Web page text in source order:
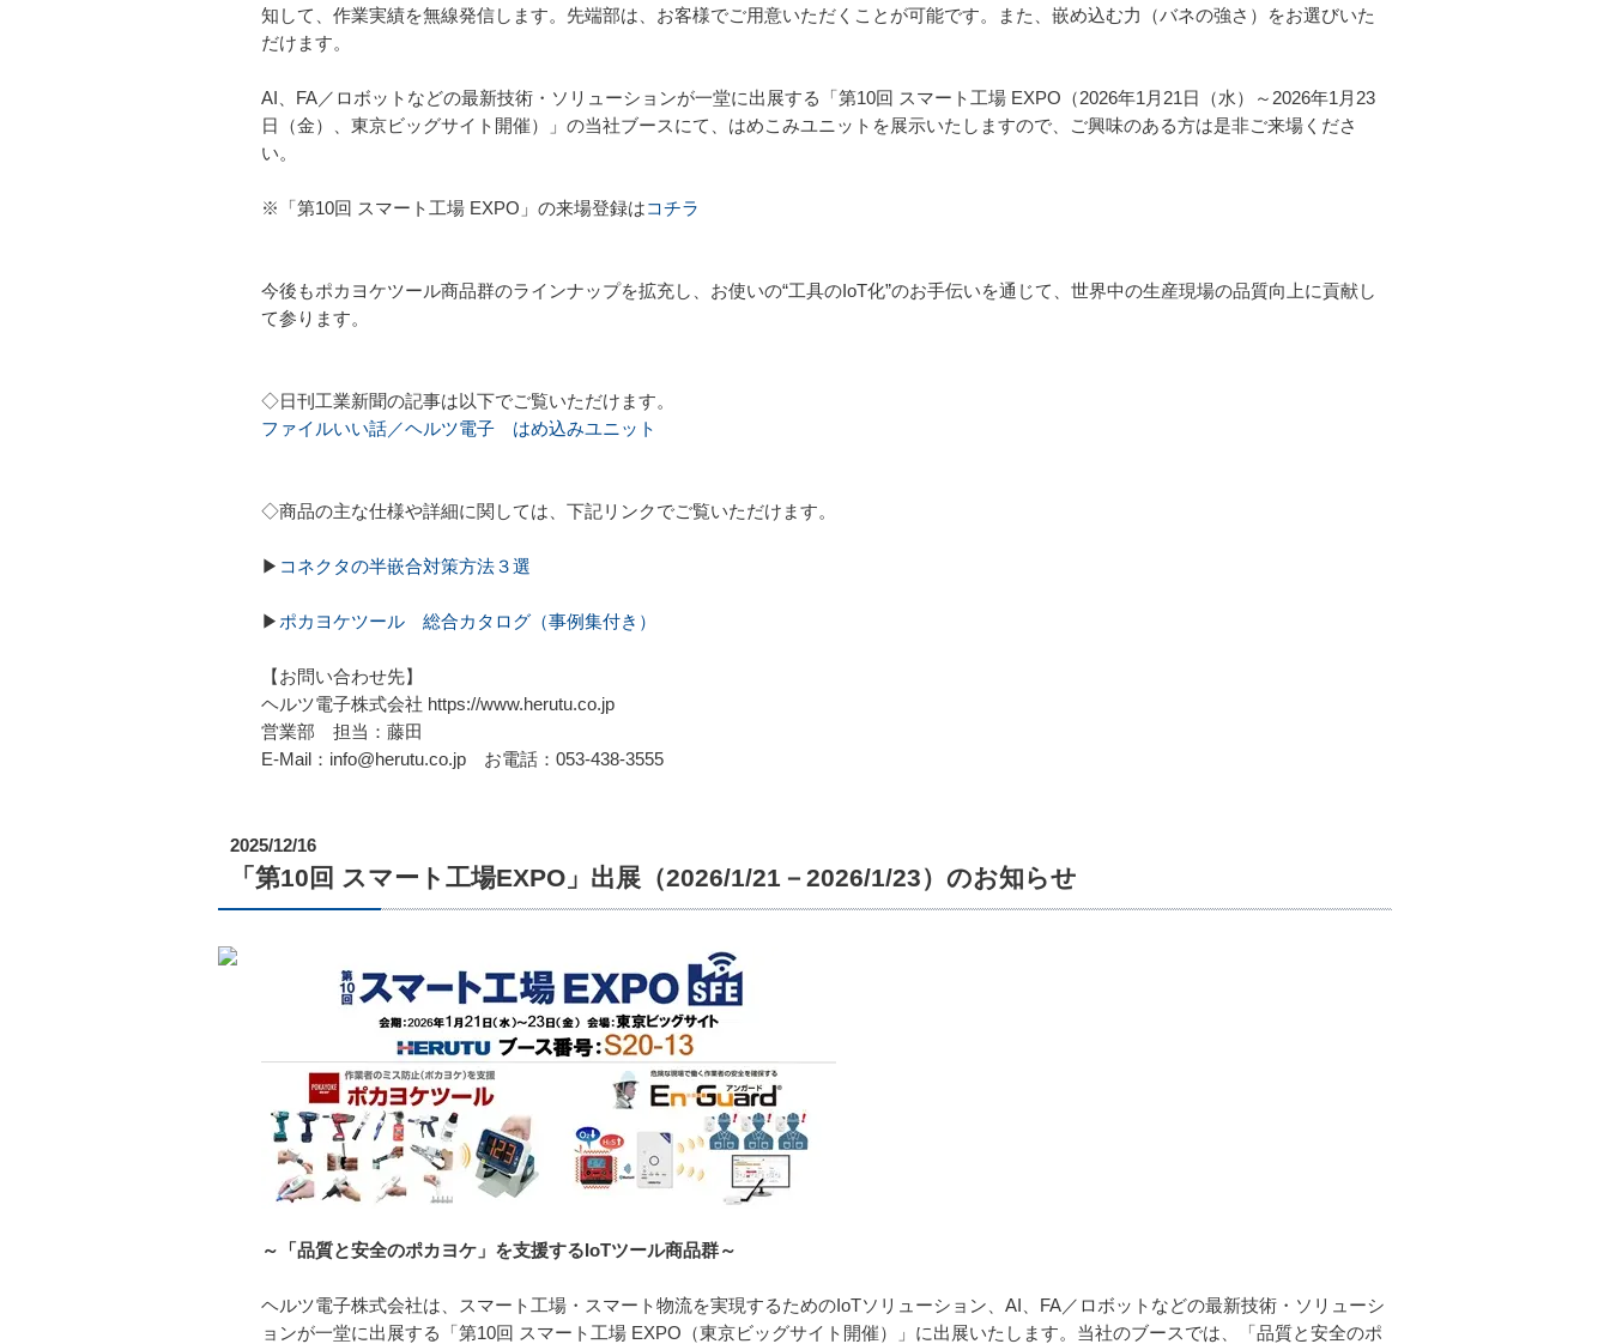
知して、作業実績を無線発信します。先端部は、お客様でご用意いただくことが可能です。また、嵌め込む力（バネの強さ）をお選びいた
だけます。
AI、FA／ロボットなどの最新技術・ソリューションが一堂に出展する「第10回 スマート工場 EXPO（2026年1月21日（水）～2026年1月23
日（金）、東京ビッグサイト開催）」の当社ブースにて、はめこみユニットを展示いたしますので、ご興味のある方は是非ご来場くださ
い。
※「第10回 スマート工場 EXPO」の来場登録はコチラ
今後もポカヨケツール商品群のラインナップを拡充し、お使いの“工具のIoT化”のお手伝いを通じて、世界中の生産現場の品質向上に貢献し
て参ります。
◇日刊工業新聞の記事は以下でご覧いただけます。
ファイルいい話／ヘルツ電子 はめ込みユニット
◇商品の主な仕様や詳細に関しては、下記リンクでご覧いただけます。
▶ コネクタの半嵌合対策方法３選
▶ ポカヨケツール 総合カタログ（事例集付き）
【お問い合わせ先】
ヘルツ電子株式会社 https://www.herutu.co.jp
営業部 担当：藤田
E-Mail：info@herutu.co.jp お電話：053-438-3555
2025/12/16
「第10回 スマート工場EXPO」出展（2026/1/21－2026/1/23）のお知らせ
～「品質と安全のポカヨケ」を支援するIoTツール商品群～
ヘルツ電子株式会社は、スマート工場・スマート物流を実現するためのIoTソリューション、AI、FA／ロボットなどの最新技術・ソリューシ
ョンが一堂に出展する「第10回 スマート工場 EXPO（東京ビッグサイト開催）」に出展いたします。当社のブースでは、「品質と安全のポ